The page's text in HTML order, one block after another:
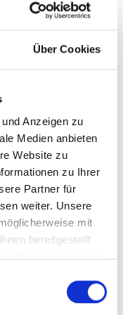
Über Cookies
Anzeigen zu
Medien anbieten
Website zu
zu Ihrer
Partner für
weiter. Unsere
mit
bereitgestellt
der Dienste